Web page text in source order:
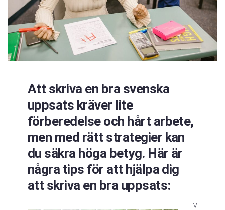
Att skriva en bra svenska
uppsats kräver lite
förberedelse och hårt arbete,
men med rätt strategier kan
du säkra höga betyg. Här är
några tips för att hjälpa dig
att skriva en bra uppsats:
V